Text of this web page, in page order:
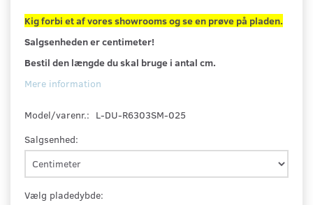
Kig forbi et af vores showrooms og se en prøve på pladen.
Salgsenheden er centimeter!
Bestil den længde du skal bruge i antal cm.
Mere information
Model/varenr.: L-DU-R6303SM-025
Salgsenhed:
Vælg pladedybde: